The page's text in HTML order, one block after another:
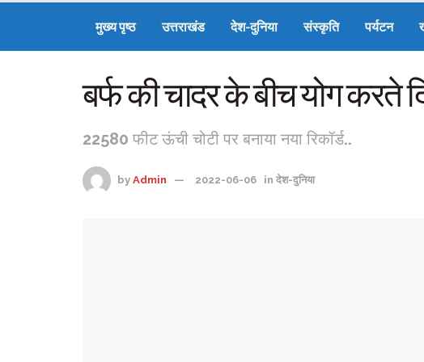
मुख्य पृष्ठ उत्तराखंड देश-दुनिया संस्कृति पर्यटन
बर्फ की चादर के बीच योग करते
22580 फीट ऊंची चोटी पर बनाया नया रिकॉर्ड..
by Admin 2022-06-06 in देश-दुनिया